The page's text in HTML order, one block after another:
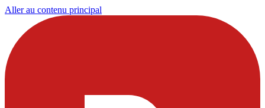
Aller au contenu principal